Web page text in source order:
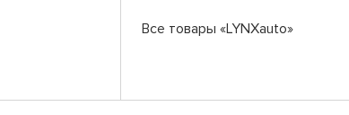
Все товары «LYNXauto»